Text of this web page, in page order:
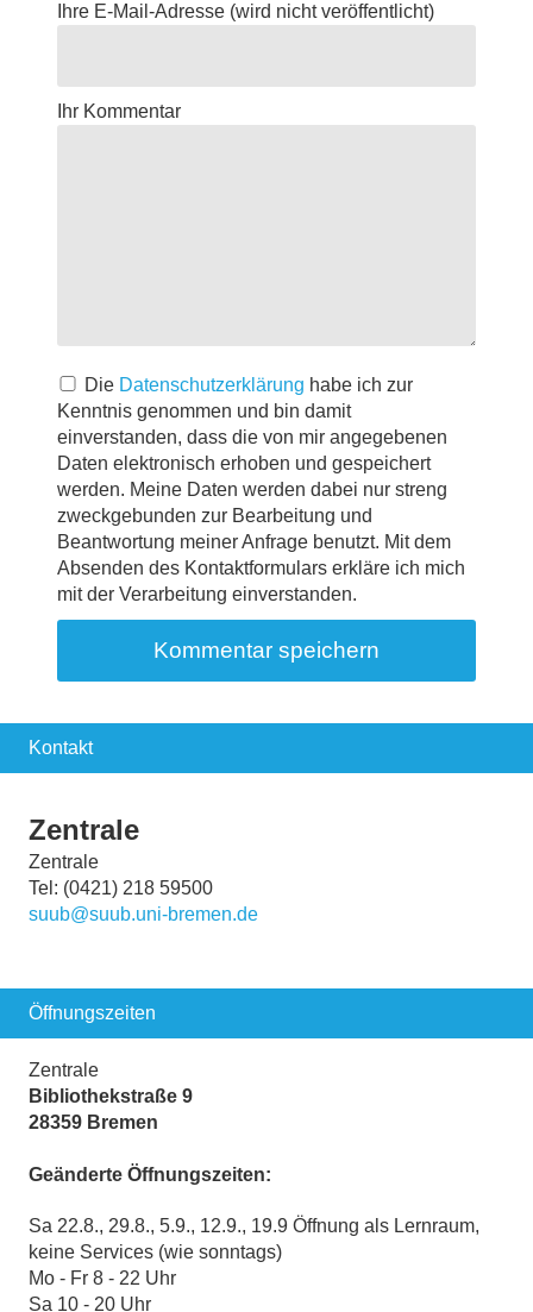
Ihre E-Mail-Adresse (wird nicht veröffentlicht)
Ihr Kommentar
Die Datenschutzerklärung habe ich zur
Kenntnis genommen und bin damit
einverstanden, dass die von mir angegebenen
Daten elektronisch erhoben und gespeichert
werden. Meine Daten werden dabei nur streng
zweckgebunden zur Bearbeitung und
Beantwortung meiner Anfrage benutzt. Mit dem
Absenden des Kontaktformulars erkläre ich mich
mit der Verarbeitung einverstanden.
Kontakt
Zentrale
Zentrale
Tel: (0421) 218 59500
suub@suub.uni-bremen.de
Öffnungszeiten
Zentrale
Bibliothekstraße 9
28359 Bremen
Geänderte Öffnungszeiten:
Sa 22.8., 29.8., 5.9., 12.9., 19.9 Öffnung als Lernraum,
keine Services (wie sonntags)
Mo - Fr 8 - 22 Uhr
Sa 10 - 20 Uhr